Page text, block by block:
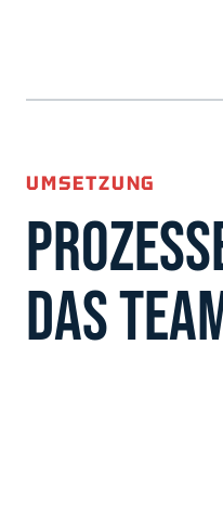
UMSETZUNG
DAS